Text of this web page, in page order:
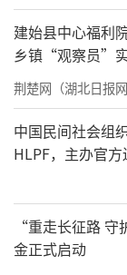
建始县中心福利
乡镇“观察员”
荆楚网（湖北日报网
中国民间社会组
HLPF，主办官
“重走长征路
金正式启动